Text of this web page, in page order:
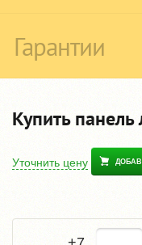
Гарантии
Купить
Уточнить цену